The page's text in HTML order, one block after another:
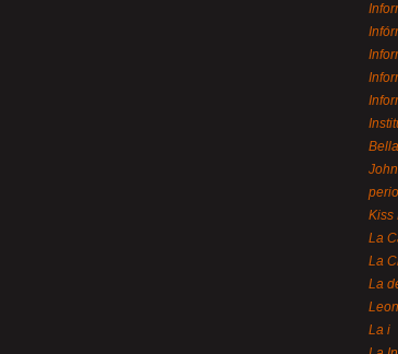
Kiss
La
La
La
La i